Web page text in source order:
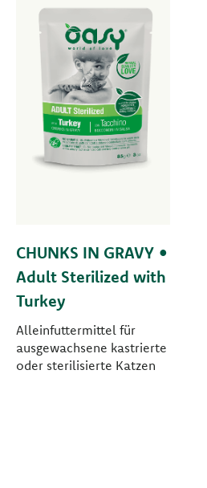
CHUNKS IN GRAVY •
Adult Sterilized with
Turkey
Alleinfuttermittel für
ausgewachsene kastrierte
oder sterilisierte Katzen